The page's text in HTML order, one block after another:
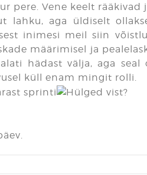
pere. Vene keelt rääkivad
lahku, aga üldiselt
inimesi meil siin
määrimisel ja
hädast välja, aga seal
küll enam mingit rolli.